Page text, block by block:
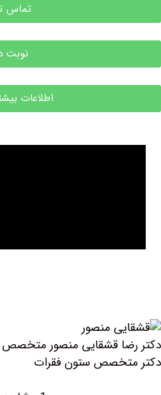
تماس تلفنی
نوبت دهی
اطلاعات بیشتر و
قشقایی منصور متخصص ارتوپد
ستون فقرات